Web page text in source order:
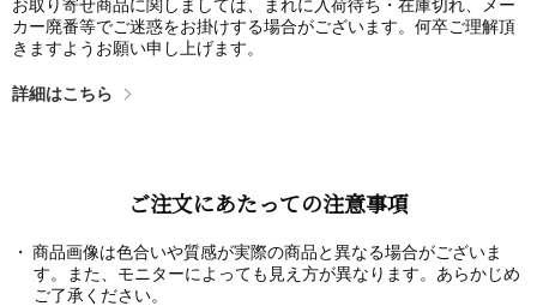
お取り寄せ商品に関しましては、まれに入荷待ち・在庫切れ、メー
カー廃番等でご迷惑をお掛けする場合がございます。何卒ご理解頂
きますようお願い申し上げます。
詳細はこちら
ご注文にあたっての注意事項
商品画像は色合いや質感が実際の商品と異なる場合がございま
す。また、モニターによっても見え方が異なります。あらかじめ
ご了承ください。